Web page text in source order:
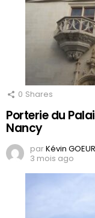
0 Shares
Porterie du
Nancy
parKévin
3 mois ago